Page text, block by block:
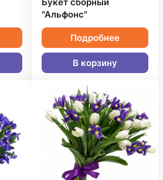
Букет сборный
"Альфонс"
Подробнее
В корзину